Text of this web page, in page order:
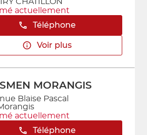
actuellement
Téléphone
Voir plus
MORANGIS
Blaise Pascal
actuellement
Téléphone